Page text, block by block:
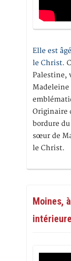
Elle est
le Christ.
Palestine,
Madeleine
Originaire
bordure
sœur de
le Christ.
Moines,
intérieure